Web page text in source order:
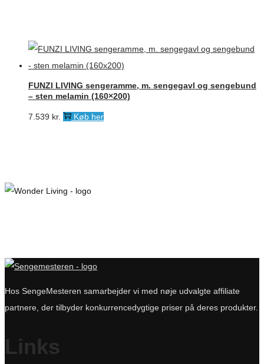
FUNZI LIVING sengeramme, m. sengegavl og sengebund
– sten melamin (160×200)
7.539 kr. Køb her
Hos SengeMesteren samarbejder vi med nøje udvalgte affiliate
partnere, der tilbyder konkurrencedygtige priser på deres produkter.
Links